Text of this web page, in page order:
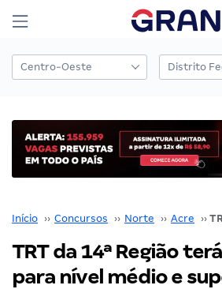
Início ›› Concursos ›› Norte ›› Acre ››
TRT da 14ª Região
para nível médio e